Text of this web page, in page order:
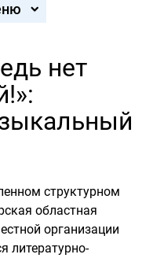
нет
структурном
областная
организации
литературно-